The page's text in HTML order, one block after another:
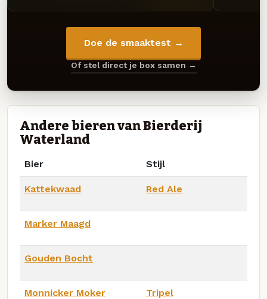
Doe de smaaktest →
Of stel direct je box samen →
Andere bieren van Bierderij
Waterland
Bier Stijl
Kattekwaad Red Ale
Marker Maagd
Gouden Bocht
Monnicker Moker Tripel